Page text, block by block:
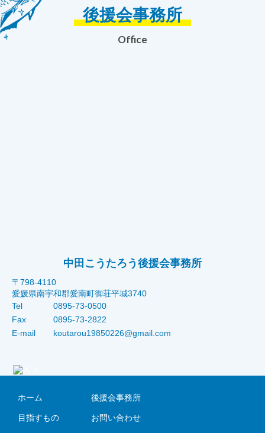
後援会事務所
Office
中田こうたろう後援会事務所
〒798-4110
愛媛県南宇和郡愛南町御荘平城3740
Tel
0895-73-0500
Fax
0895-73-2822
E-mail
koutarou19850226@gmail.com
ホーム
目指すもの
後援会事務所
お問い合わせ